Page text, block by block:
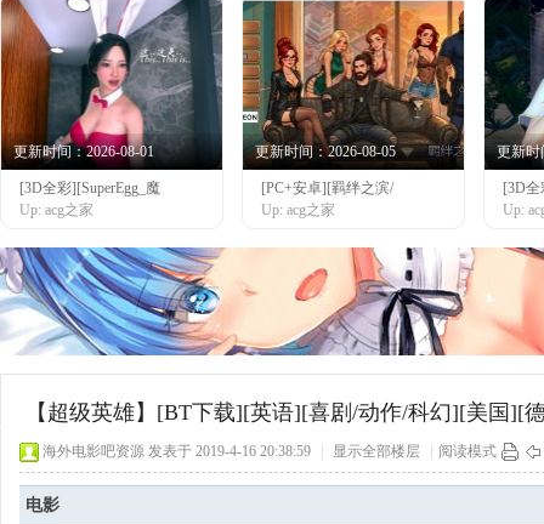
更新时间：2026-08-01
[3D全彩][SuperEgg_魔
Up: acg之家
更新时间：2026-08-05
[PC+安卓][羁绊之滨/
Up: acg之家
更新时
[3D
Up:
【超级英雄】[BT下载][英语][喜剧/动作/科幻][美国][
海外电影吧资源 发表于 2019-4-16 20:38:59 显示全部楼层 阅读模式
电影